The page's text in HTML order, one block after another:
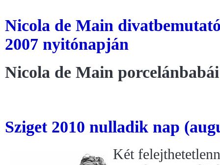
Nicola de Main
2007 nyitónapján
Nicola de Main porcelánbabái
Sziget 2010 nulladik nap
Két